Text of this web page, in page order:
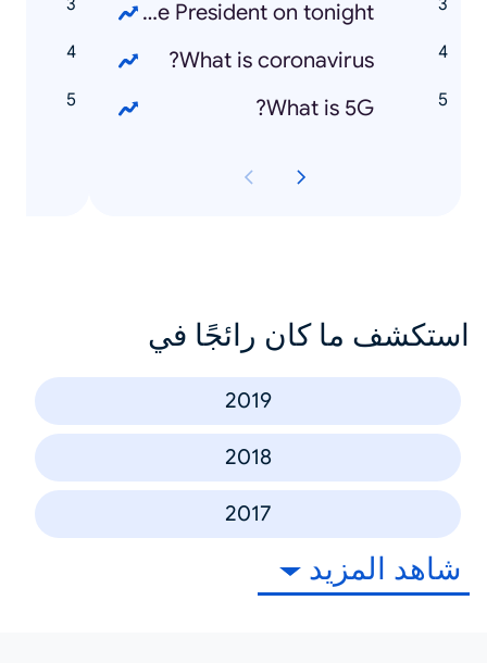
What time is the President on tonight?
What is coronavirus?
What is 5G?
استكشف ما كان رائجًا في
2019
2018
2017
شاهد المزيد